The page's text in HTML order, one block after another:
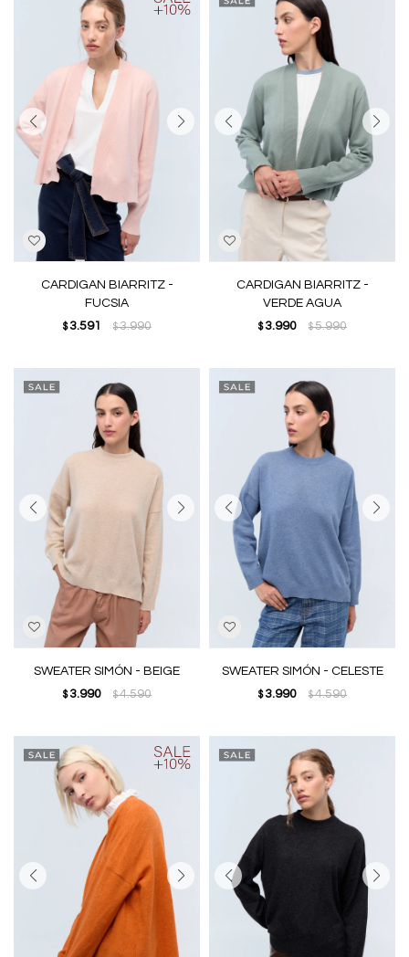
CARDIGAN BIARRITZ -
FUCSIA
$ 3.591 $3.990
CARDIGAN BIARRITZ -
VERDE AGUA
$ 3.990 $5.990
SWEATER SIMÓN - BEIGE
$ 3.990 $4.590
SWEATER SIMÓN - CELESTE
$ 3.990 $4.590